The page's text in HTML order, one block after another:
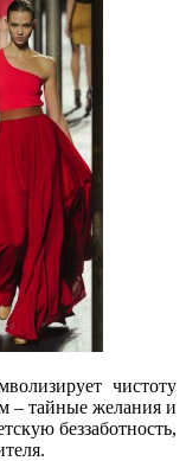
чистоту
– тайные желания и
беззаботность,